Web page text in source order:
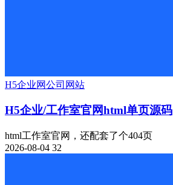
H5企业网公司网站
H5企业/工作室官网html单页源码
html工作室官网，还配套了个404页
2026-08-04 32